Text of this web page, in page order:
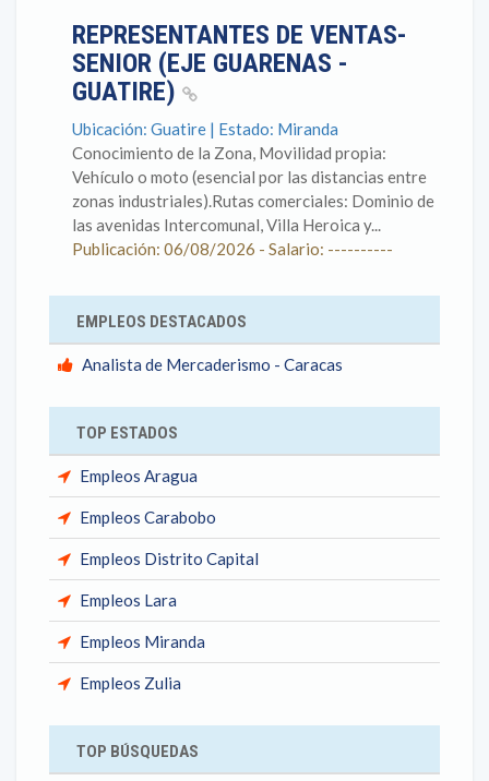
REPRESENTANTES DE VENTAS-
SENIOR (EJE GUARENAS -
GUATIRE)
Ubicación: Guatire | Estado: Miranda
Conocimiento de la Zona, Movilidad propia:
Vehículo o moto (esencial por las distancias entre
zonas industriales).Rutas comerciales: Dominio de
las avenidas Intercomunal, Villa Heroica y...
Publicación: 06/08/2026 - Salario: ----------
EMPLEOS DESTACADOS
Analista de Mercaderismo - Caracas
TOP ESTADOS
Empleos Aragua
Empleos Carabobo
Empleos Distrito Capital
Empleos Lara
Empleos Miranda
Empleos Zulia
TOP BÚSQUEDAS